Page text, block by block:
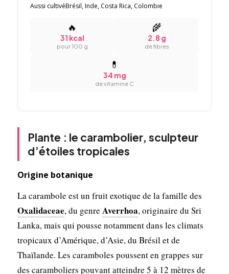
Aussi cultivéBrésil, Inde, Costa Rica, Colombie
🔥
31 kcal
pour 100 g
🌾
2.8 g
de fibres
💊
34 mg
de vitamine C
Plante : le carambolier, sculpteur
d’étoiles tropicales
Origine botanique
La carambole est un fruit exotique de la famille des
Oxalidaceae, du genre Averrhoa, originaire du Sri
Lanka, mais qui pousse notamment dans les climats
tropicaux d’Amérique, d’Asie, du Brésil et de
Thaïlande. Les caramboles poussent en grappes sur
des caramboliers pouvant atteindre 5 à 12 mètres de